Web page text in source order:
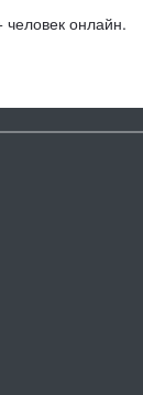
онлайн.